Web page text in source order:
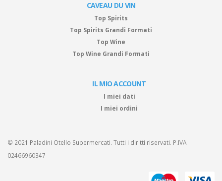
CAVEAU DU VIN
Top Spirits
Top Spirits Grandi Formati
Top Wine
Top Wine Grandi Formati
IL MIO ACCOUNT
I miei dati
I miei ordini
© 2021 Paladini Otello Supermercati. Tutti i diritti riservati. P.IVA
02466960347